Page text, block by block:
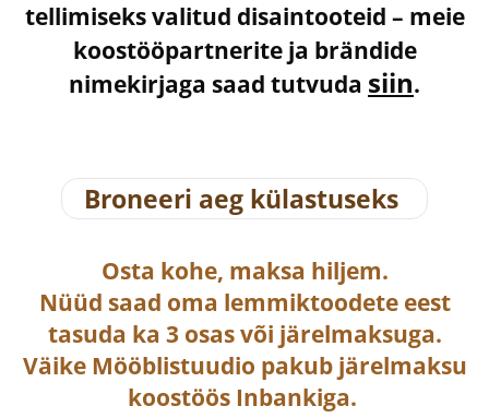
tellimiseks valitud disaintooteid – meie
koostööpartnerite ja brändide
nimekirjaga saad tutvuda siin.
Broneeri aeg külastuseks
Osta kohe, maksa hiljem.
Nüüd saad oma lemmiktoodete eest
tasuda ka 3 osas või järelmaksuga.
Väike Mööblistuudio pakub järelmaksu
koostöös Inbankiga.